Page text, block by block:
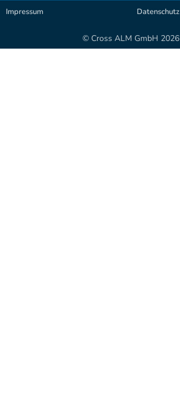
© Cross ALM GmbH 2026
Datenschutz
Impressum